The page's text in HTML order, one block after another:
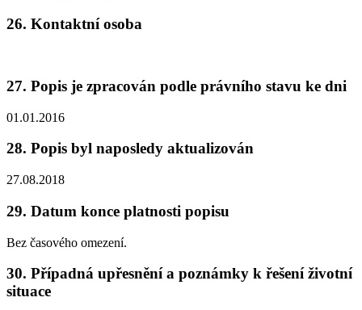
26. Kontaktní osoba
27. Popis je zpracován podle právního stavu ke dni
01.01.2016
28. Popis byl naposledy aktualizován
27.08.2018
29. Datum konce platnosti popisu
Bez časového omezení.
30. Případná upřesnění a poznámky k řešení životní
situace